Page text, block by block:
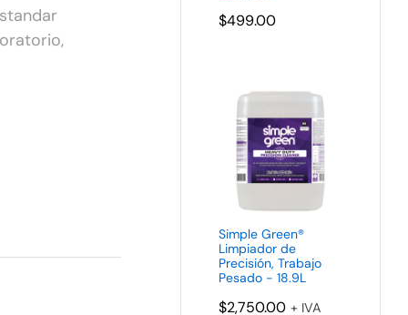
,
$499.00
Simple Green®
Limpiador de
Precisión, Trabajo
Pesado - 18.9L
$2,750.00 + IVA